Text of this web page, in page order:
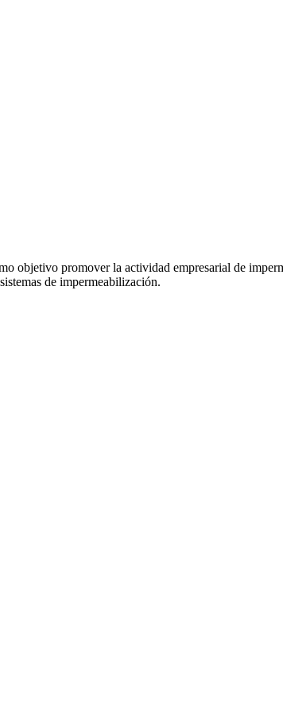
objetivo promover la actividad empresarial de
de impermeabilización.